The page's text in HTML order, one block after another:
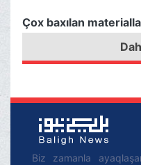
Çox baxılan
Biz zamanla